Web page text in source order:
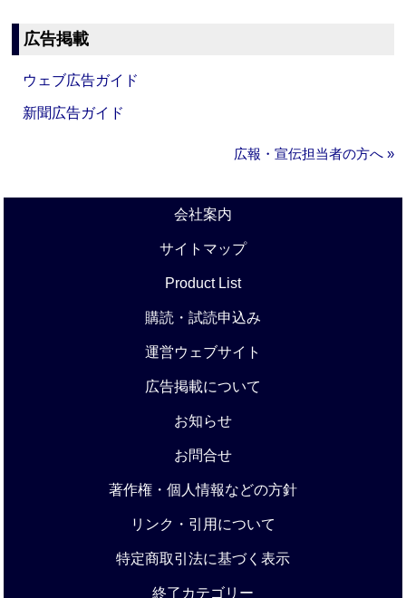
広告掲載
ウェブ広告ガイド
新聞広告ガイド
広報・宣伝担当者の方へ »
会社案内
サイトマップ
Product List
購読・試読申込み
運営ウェブサイト
広告掲載について
お知らせ
お問合せ
著作権・個人情報などの方針
リンク・引用について
特定商取引法に基づく表示
終了カテゴリー